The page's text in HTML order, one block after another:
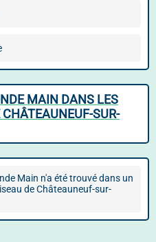
MAIN DANS LES
SUR-
Main n'a été trouvé dans un
de Châteauneuf-sur-